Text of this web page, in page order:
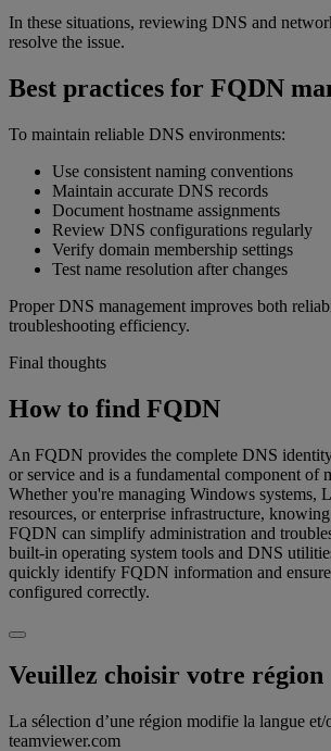
In these situations, reviewing DNS and
resolve the issue.
Best practices for FQDN
To maintain reliable DNS environments:
Use consistent naming conventions
Maintain accurate DNS records
Document hostname assignments
Review DNS configurations regularly
Verify domain membership settings
Test name resolution after changes
Proper DNS management improves both
troubleshooting efficiency.
Final thoughts
How to find FQDN
An FQDN provides the complete DNS
or service and is a fundamental component of
Whether you're managing Windows systems,
resources, or enterprise infrastructure,
FQDN can simplify administration and
built-in operating system tools and DNS
quickly identify FQDN information and ensure
configured correctly.
Veuillez choisir votre région
La sélection d’une région modifie la langue et/
teamviewer.com